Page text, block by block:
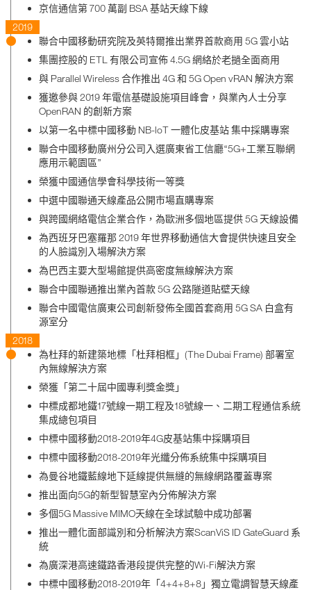
京信通信第 700 萬副 BSA 基站天線下線
2019
聯合中國移動研究院及英特爾推出業界首款商用 5G 雲小站
集團控股的 ETL 有限公司宣佈 4.5G 網絡於老撾全面商用
與 Parallel Wireless 合作推出 4G 和 5G Open vRAN 解決方案
獲邀參與 2019 年電信基礎設施項目峰會，與業內人士分享
OpenRAN 的創新方案
以第一名中標中國移動 NB-loT 一體化皮基站 集中採購專案
聯合中國移動廣州分公司入選廣東省工信廳“5G+工業互聯網
應用示範園區”
榮獲中國通信學會科學技術一等獎
中選中國聯通天線產品公開市場直購專案
與跨國網絡電信企業合作，為歐洲多個地區提供 5G 天線設備
為西班牙巴塞羅那 2019 年世界移動通信大會提供快速且安全
的人臉識別入場解決方案
為巴西主要大型場館提供高密度無線解決方案
聯合中國聯通推出業內首款 5G 公路隧道貼壁天線
聯合中國電信廣東公司創新發佈全國首套商用 5G SA 白盒有
源室分
2018
為杜拜的新建築地標「杜拜相框」(The Dubai Frame) 部署室
內無線解決方案
榮獲「第二十屆中國專利獎金獎」
中標成都地鐵17號線一期工程及18號線一、二期工程通信系統
集成總包項目
中標中國移動2018-2019年4G皮基站集中採購項目
中標中國移動2018-2019年光纖分佈系統集中採購項目
為曼谷地鐵藍線地下延線提供無縫的無線網路覆蓋專案
推出面向5G的新型智慧室內分佈解決方案
多個5G Massive MIMO天線在全球試驗中成功部署
推出一體化面部識別和分析解決方案ScanViS ID GateGuard 系
統
為廣深港高速鐵路香港段提供完整的Wi-Fi解決方案
中標中國移動2018-2019年「4+4+8+8」獨立電調智慧天線產